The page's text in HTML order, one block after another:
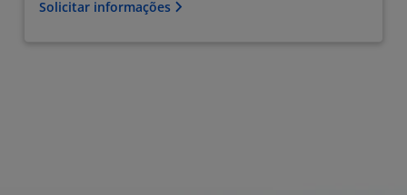
Solicitar informações